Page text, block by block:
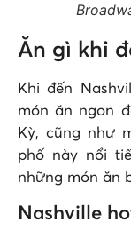
Ăn gì khi
Khi đến
món ăn ngon
Kỳ, cũng như
phố này nổi
những món ăn
Nashville